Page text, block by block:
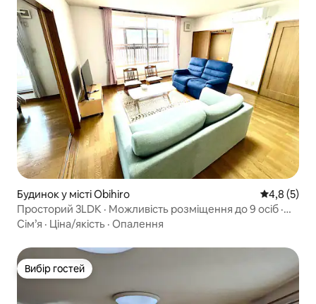
Будинок у місті Obihiro Середня
4,8 (5)
Просторий 3LDK · Можливість розміщення до 9 осіб ·
Кондиціонер · Опалення · Безкоштовна автостоянка на
Обіхіро
Сім’я · Ціна/якість · Опалення
Вибір гостей
Вибір гостей